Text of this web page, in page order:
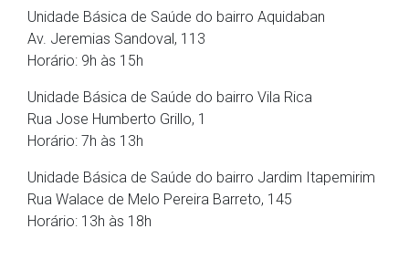
Unidade Básica de Saúde do bairro Aquidaban
Av. Jeremias Sandoval, 113
Horário: 9h às 15h
Unidade Básica de Saúde do bairro Vila Rica
Rua Jose Humberto Grillo, 1
Horário: 7h às 13h
Unidade Básica de Saúde do bairro Jardim Itapemirim
Rua Walace de Melo Pereira Barreto, 145
Horário: 13h às 18h